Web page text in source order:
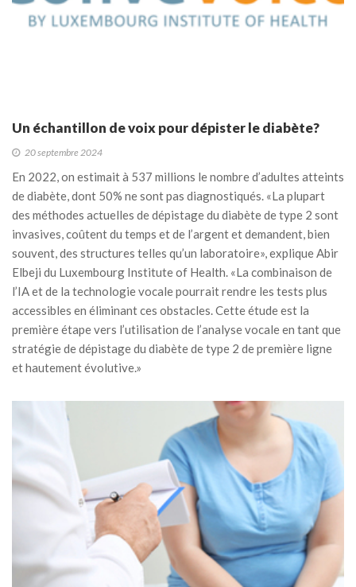
Un échantillon de voix pour dépister le diabète?
20 septembre 2024
En 2022, on estimait à 537 millions le nombre d’adultes atteints
de diabète, dont 50% ne sont pas diagnostiqués. «La plupart
des méthodes actuelles de dépistage du diabète de type 2 sont
invasives, coûtent du temps et de l’argent et demandent, bien
souvent, des structures telles qu’un laboratoire», explique Abir
Elbeji du Luxembourg Institute of Health. «La combinaison de
l’IA et de la technologie vocale pourrait rendre les tests plus
accessibles en éliminant ces obstacles. Cette étude est la
première étape vers l’utilisation de l’analyse vocale en tant que
stratégie de dépistage du diabète de type 2 de première ligne
et hautement évolutive.»